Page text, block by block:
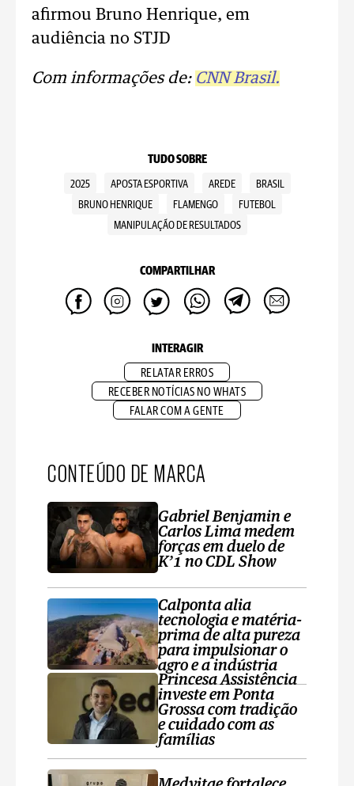
afirmou Bruno Henrique, em
audiência no STJD
Com informações de: CNN Brasil.
TUDO SOBRE
2025 APOSTA ESPORTIVA AREDE
BRASIL
BRUNO HENRIQUE
FLAMENGO
FUTEBOL
MANIPULAÇÃO DE RESULTADOS
COMPARTILHAR
INTERAGIR
RELATAR ERROS
RECEBER NOTÍCIAS NO WHATS
FALAR COM A GENTE
CONTEÚDO DE MARCA
Gabriel Benjamin e
Carlos Lima medem
forças em duelo de
K’1 no CDL Show
Calponta alia
tecnologia e matéria-
prima de alta pureza
para impulsionar o
agro e a indústria
Princesa Assistência
investe em Ponta
Grossa com tradição
e cuidado com as
famílias